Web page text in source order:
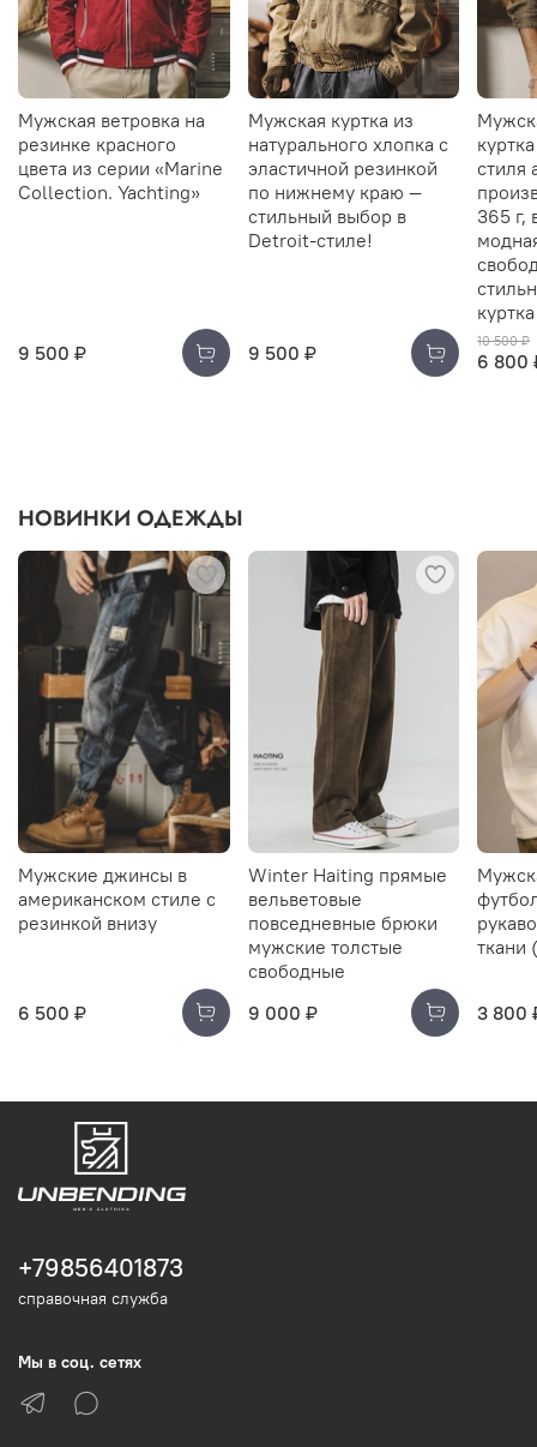
Мужская ветровка на
резинке красного
цвета из серии «Marine
Collection. Yachting»
9 500 ₽
Мужская куртка из
натурального хлопка с
эластичной резинкой
по нижнему краю —
стильный выбор в
Detroit-стиле!
9 500 ₽
стиля
365 г,
10 500 ₽
6 800
НОВИНКИ ОДЕЖДЫ
Мужские джинсы в
американском стиле с
резинкой внизу
6 500 ₽
Winter Haiting прямые
вельветовые
повседневные брюки
мужские толстые
свободные
9 000 ₽
ткани
3 800
+79856401873
справочная служба
Мы в соц. сетях